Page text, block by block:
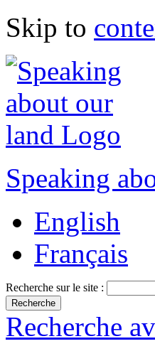
Skip to
Speaking
English
Français
Recherche sur le site :
Recherche